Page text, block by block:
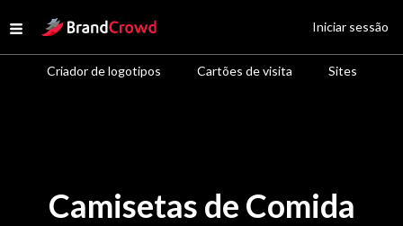
Open menu
Site Logo
Criador de logotipos Cartões de visita Sites
Iniciar sessão
Camisetas de Comida